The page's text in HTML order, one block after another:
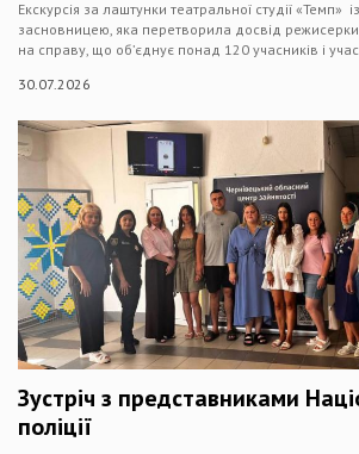
Екскурсія за лаштунки театральної студії «Темп»
засновницею, яка перетворила досвід
на справу, що об’єднує понад 120 учасників і
30.07.2026
Зустріч з представниками
поліції